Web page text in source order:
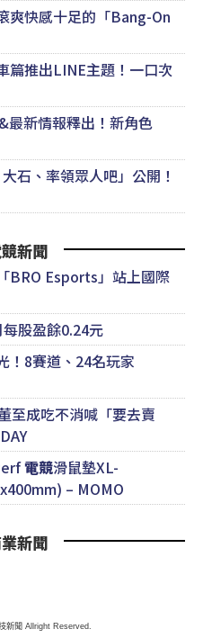
爽快感十足的「Bang-On
篇推出LINE主題！一口次
最新情報釋出！新角色
石、率領眾人吧」公開！
新聞
BRO Esports」站上國際
每股盈餘0.24元
！8賽道、24名玩家
至成吃不消喊「要去賣
電競滑鼠墊XL-
– MOMO
新聞
新聞 Allright Reserved.